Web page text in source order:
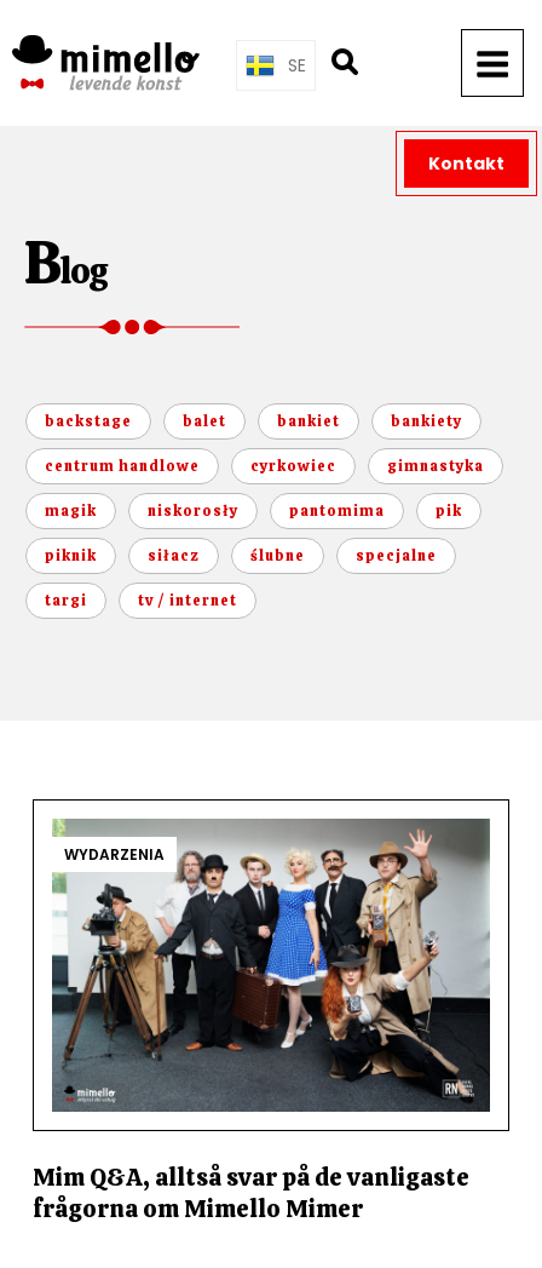
to
content
SE
Blog
backstage balet bankiet bankiety
centrum handlowe cyrkowiec gimnastyka
magik niskorosły pantomima pik
piknik siłacz ślubne specjalne
targi tv / internet
WYDARZENIA
Mim Q&A, alltså svar på de vanligaste
frågorna om Mimello Mimer
Kontakt